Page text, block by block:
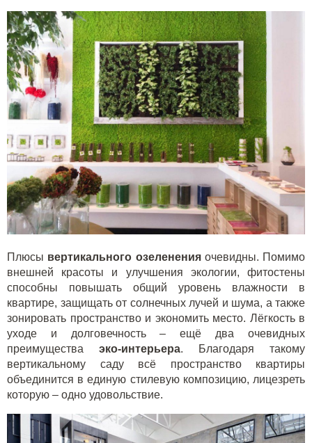
Плюсы вертикального озелененияочевидны. Помимо
внешней красоты и улучшения экологии, фитостены
способны повышать общий уровень влажности в
квартире, защищать от солнечных лучей и шума, а также
зонировать пространство и экономить место. Лёгкость в
уходе и долговечность – ещё два очевидных
преимущества эко-интерьера. Благодаря такому
вертикальному саду всё пространство квартиры
объединится в единую стилевую композицию, лицезреть
которую – одно удовольствие.